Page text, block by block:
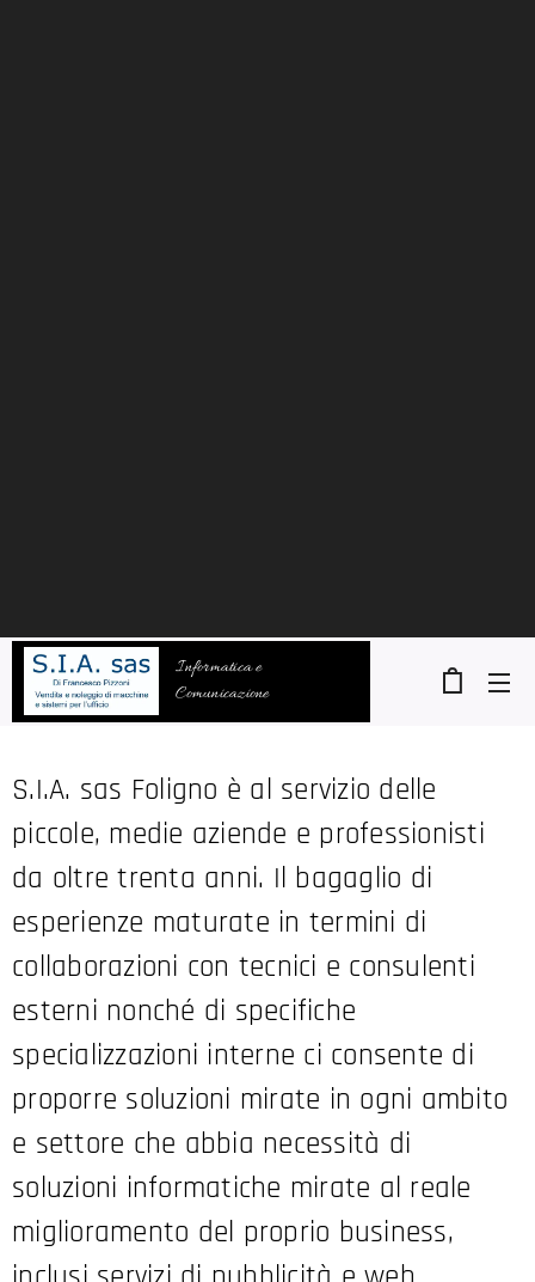
Informatica e
Comunicazione
S.I.A. sas Foligno è al servizio delle
piccole, medie aziende e professionisti
da oltre trenta anni. Il bagaglio di
esperienze maturate in termini di
collaborazioni con tecnici e consulenti
esterni nonché di specifiche
specializzazioni interne ci consente di
proporre soluzioni mirate in ogni ambito
e settore che abbia necessità di
soluzioni informatiche mirate al reale
miglioramento del proprio business,